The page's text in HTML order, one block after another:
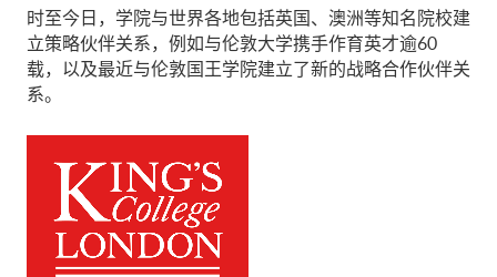
时至今日，学院与世界各地包括英国、澳洲等知名院校建
立策略伙伴关系，例如与伦敦大学携手作育英才逾60
载，以及最近与伦敦国王学院建立了新的战略合作伙伴关
系。